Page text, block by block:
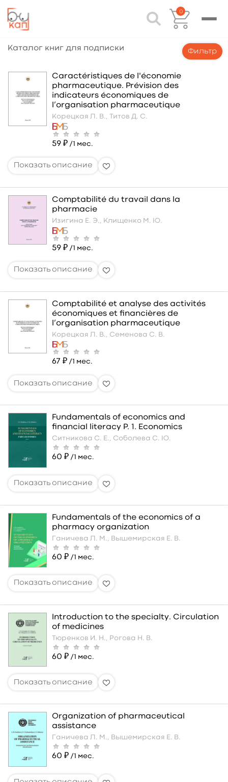
0
Каталог книг для подписки Фильтр
Caractéristiques de l'économie
pharmaceutique. Prévision des
indicateurs économiques de
l’organisation pharmaceutique
Корецкая Л. В., Титов Д. С.
59 ₽ /1 мес.
Comptabilité du travail dans la
pharmacie
Изигина Е. Э., Клищенко М. Ю.
59 ₽ /1 мес.
Comptabilité et analyse des activités
économiques et financières de
l’organisation pharmaceutique
Корецкая Л. В., Семенова С. В.
67 ₽ /1 мес.
Fundamentals of economics and
financial literacy P. 1. Economics
Ситникова С. Е., Соболева С. Ю.
60 ₽ /1 мес.
Fundamentals of the economics of a
pharmacy organization
Ганичева Л. М., Вышемирская Е. В.
60 ₽ /1 мес.
Introduction to the specialty. Circulation
of medicines
Тюренков И. Н., Рогова Н. В.
60 ₽ /1 мес.
Organization of pharmaceutical
assistance
Ганичева Л. М., Вышемирская Е. В.
60 ₽ /1 мес.